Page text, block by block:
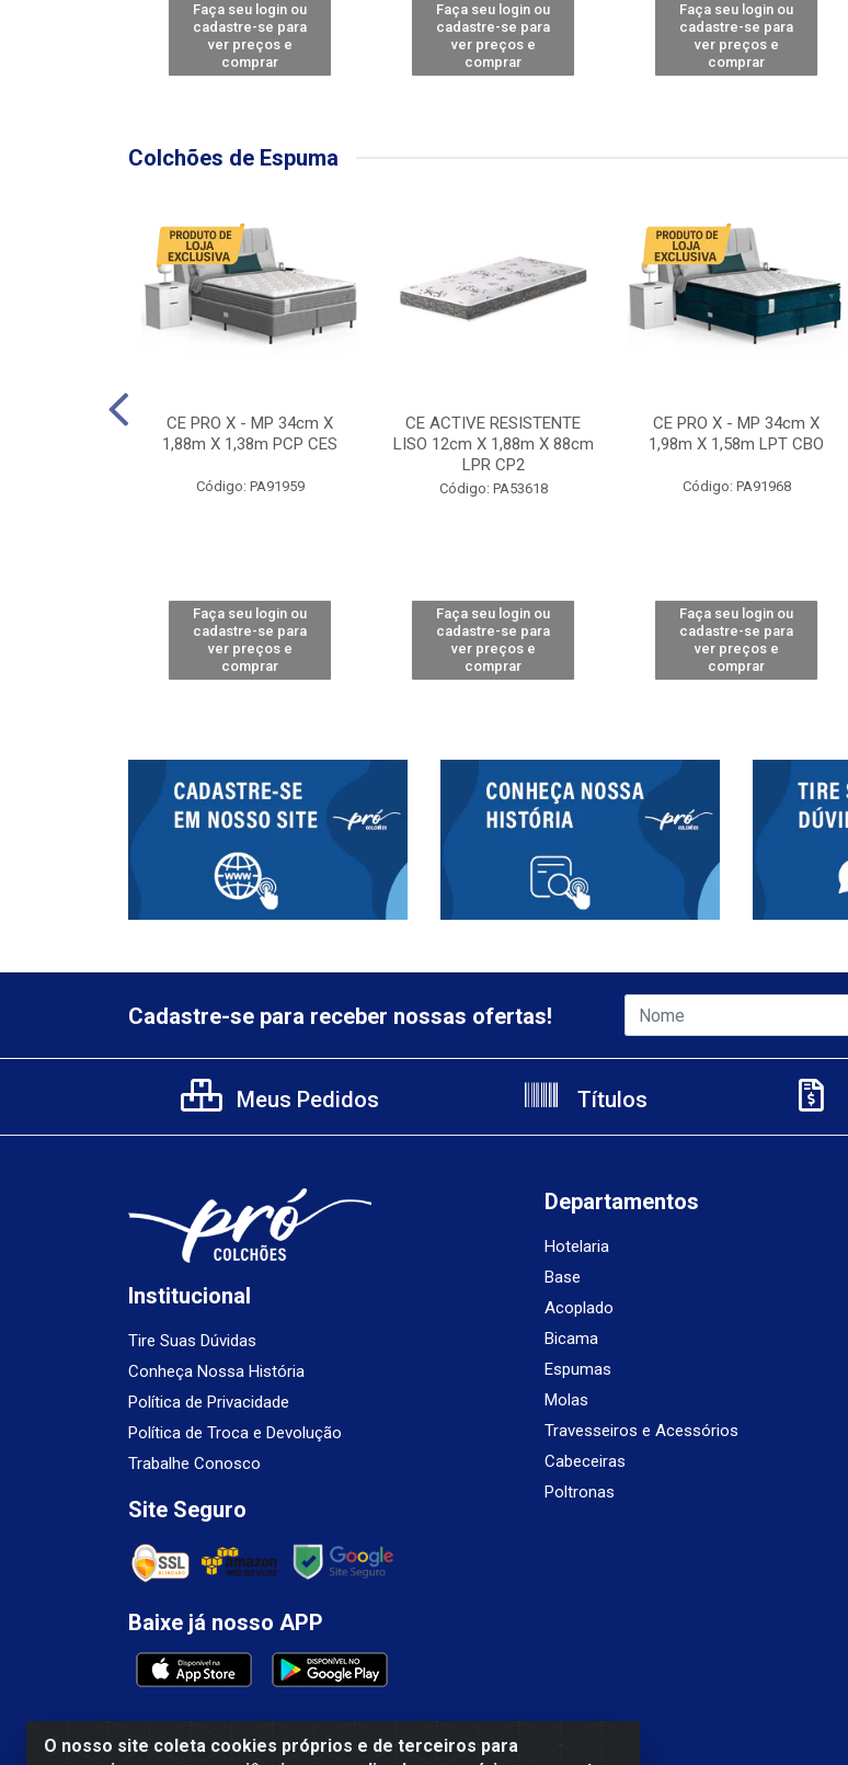
Faça seu login ou
cadastre-se para
ver preços e
comprar
Faça seu login ou
cadastre-se para
ver preços e
comprar
Faça seu login ou
cadastre-se para
ver preços e
comprar
Colchões de Espuma
CE PRO X - MP 34cm X
1,88m X 1,38m PCP CES
Código: PA91959
Faça seu login ou
cadastre-se para
ver preços e
comprar
CE ACTIVE RESISTENTE
LISO 12cm X 1,88m X 88cm
LPR CP2
Código: PA53618
Faça seu login ou
cadastre-se para
ver preços e
comprar
CE PRO X - MP 34cm X
1,98m X 1,58m LPT CBO
Código: PA91968
Faça seu login ou
cadastre-se para
ver preços e
comprar
O nosso site coleta cookies próprios e de terceiros para
Cadastre-se para receber nossas ofertas!
Meus Pedidos Títulos
Institucional
Tire Suas Dúvidas
Conheça Nossa História
Política de Privacidade
Política de Troca e Devolução
Trabalhe Conosco
Site Seguro
Baixe já nosso APP
Departamentos
Hotelaria
Base
Acoplado
Bicama
Espumas
Molas
Travesseiros e Acessórios
Cabeceiras
Poltronas